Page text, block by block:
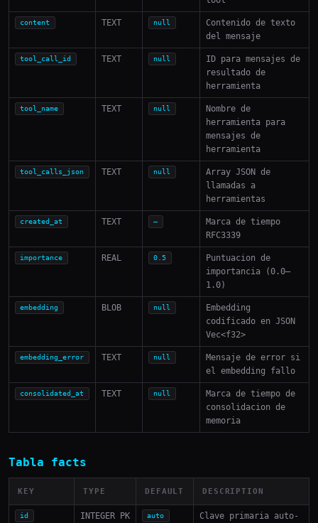
content TEXT null
Contenido de texto
del mensaje
tool_call_id TEXT null
ID para mensajes de
resultado de
herramienta
tool_name TEXT null
Nombre de
herramienta para
mensajes de
herramienta
tool_calls_json TEXT null
Array JSON de
llamadas a
herramientas
created_at TEXT —
Marca de tiempo
RFC3339
importance REAL 0.5
Puntuacion de
importancia (0.0–
1.0)
embedding BLOB null
Embedding
codificado en JSON
Vec<f32>
embedding_error TEXT null
Mensaje de error si
el embedding fallo
consolidated_at TEXT null
Marca de tiempo de
consolidacion de
memoria
Tabla facts
KEY TYPE DEFAULT DESCRIPTION
id INTEGER PK auto
Clave primaria auto-